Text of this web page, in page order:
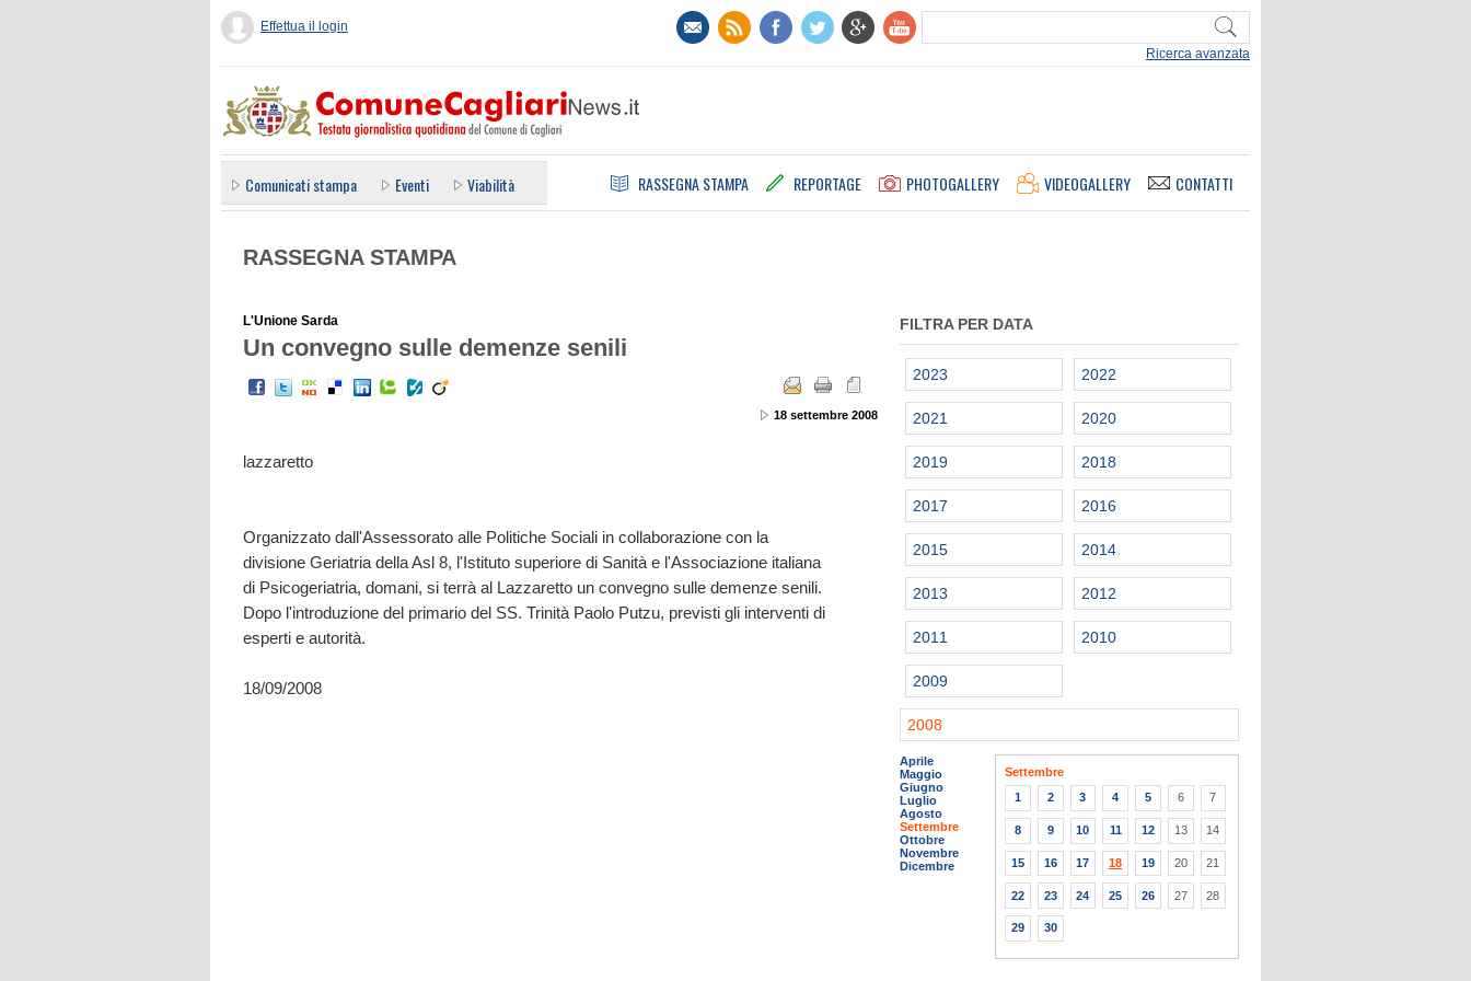
Ricerca avanzata
Effettua il login
Comunicati stampa Eventi Viabilità RASSEGNA STAMPA REPORTAGE PHOTOGALLERY VIDEOGALLERY CONTATTI
RASSEGNA STAMPA
L'Unione Sarda
Un convegno sulle demenze senili
18 settembre 2008
lazzaretto
Organizzato dall'Assessorato alle Politiche Sociali in collaborazione con la
divisione Geriatria della Asl 8, l'Istituto superiore di Sanità e l'Associazione italiana
di Psicogeriatria, domani, si terrà al Lazzaretto un convegno sulle demenze senili.
Dopo l'introduzione del primario del SS. Trinità Paolo Putzu, previsti gli interventi di
esperti e autorità.
18/09/2008
FILTRA PER DATA
2023 2022
2021 2020
2019 2018
2017 2016
2015 2014
2013 2012
2011 2010
2009
2008
Aprile
Maggio
Giugno
Luglio
Agosto
Settembre
Ottobre
Novembre
Dicembre
Settembre
1
2 3 4 5 6 7
8 9 10 11 12 13 14
15 16 17 18 19 20 21
22 23 24 25 26 27 28
29 30